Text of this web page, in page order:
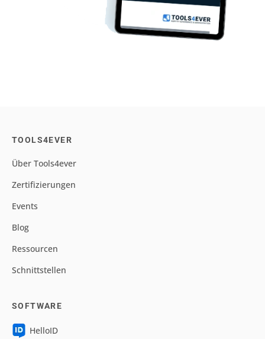
TOOLS4EVER
Über Tools4ever
Zertifizierungen
Events
Blog
Ressourcen
Schnittstellen
SOFTWARE
HelloID